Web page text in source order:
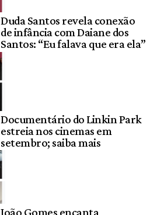
Duda Santos revela conexão
de infância com Daiane dos
Santos: “Eu falava que era ela”
Documentário do Linkin Park
estreia nos cinemas em
setembro; saiba mais
João Gomes encanta